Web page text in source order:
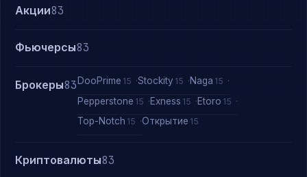
Акции83
Фьючерсы83
Брокеры83 DooPrime 15 Stockity 15 Naga 15
Pepperstone 15 Exness 15 Etoro 15
Top-Notch 15 Открытие 15
Криптовалюты83